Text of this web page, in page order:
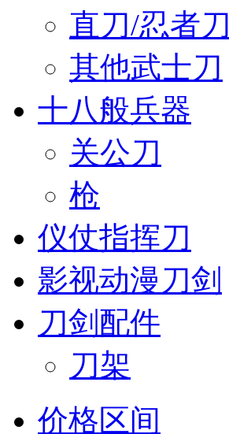
直刀/忍者刀
其他武士刀
十八般兵器
关公刀
枪
仪仗指挥刀
影视动漫刀剑
刀剑配件
刀架
价格区间